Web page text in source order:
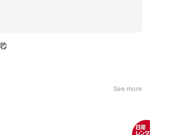
See more